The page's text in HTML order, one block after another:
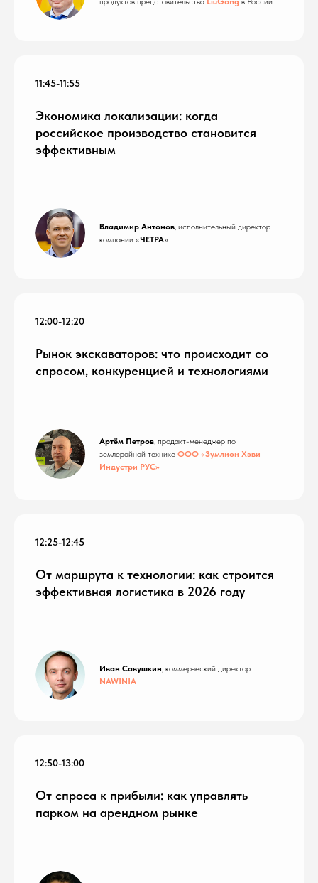
11:45-11:55
Экономика локализации: когда
российское производство становится
эффективным
Владимир Антонов , исполнительный директор
компании «ЧЕТРА»
12:00-12:20
Рынок экскаваторов: что происходит со
спросом, конкуренцией и технологиями
Артём Петров , продакт-менеджер по
землеройной технике ООО «Зумлион Хэви
Индустри РУС»
12:25-12:45
От маршрута к технологии: как строится
эффективная логистика в 2026 году
Иван Савушкин , коммерческий директор
NAWINIA
12:50-13:00
От спроса к прибыли: как управлять
парком на арендном рынке